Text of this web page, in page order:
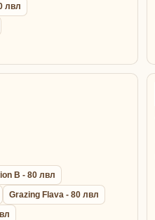
лвл
B - 80 лвл
Grazing Flava - 80 лвл